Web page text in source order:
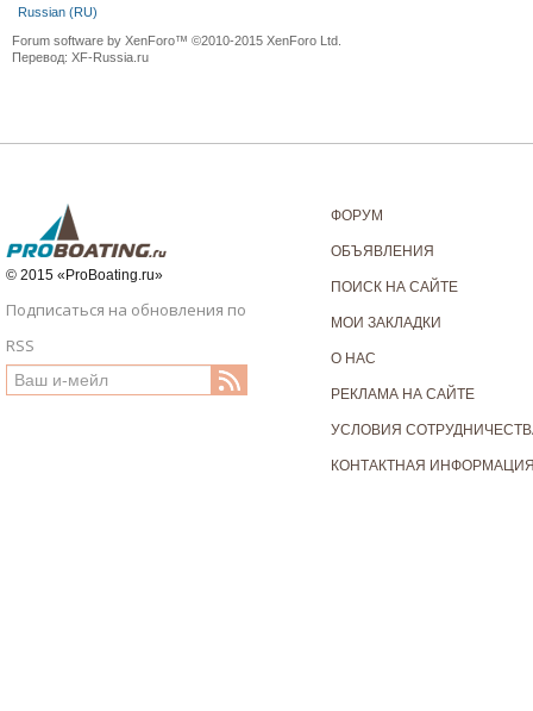
Russian (RU)
Forum software by XenForo™ ©2010-2015 XenForo Ltd.
Перевод: XF-Russia.ru
© 2015 «ProBoating.ru»
Подписаться на обновления по
RSS
ФОРУМ
ОБЪЯВЛЕНИЯ
ПОИСК НА САЙТЕ
МОИ ЗАКЛАДКИ
О НАС
РЕКЛАМА НА САЙТЕ
УСЛОВИЯ
КОНТАКТНАЯ